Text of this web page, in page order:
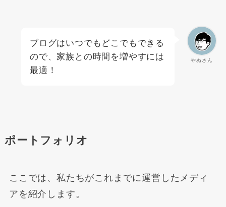
やぬさん
ブログはいつでもどこでもできる
ので、家族との時間を増やすには
最適！
ポートフォリオ
ここでは、私たちがこれまでに運営したメディ
アを紹介します。